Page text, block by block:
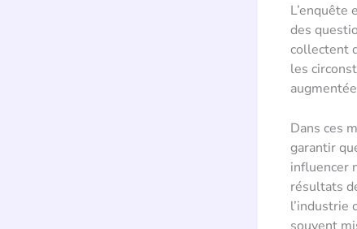
L’enquête
des
collectent
les
Dans ces
garantir
influencer
résultats
l’industrie